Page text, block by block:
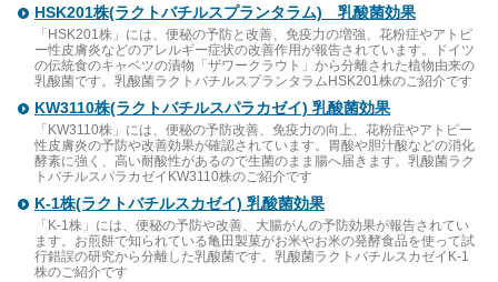
HSK201株(ラクトバチルスプランタラム) 乳酸菌効果
「HSK201株」には、便秘の予防と改善、免疫力の増強、花粉症やアトピ
ー性皮膚炎などのアレルギー症状の改善作用が報告されています。ドイツ
の伝統食のキャベツの漬物「ザワークラウト」から分離された植物由来の
乳酸菌です。乳酸菌ラクトバチルスプランタラムHSK201株のご紹介です
KW3110株(ラクトバチルスパラカゼイ) 乳酸菌効果
「KW3110株」には、便秘の予防改善、免疫力の向上、花粉症やアトピー
性皮膚炎の予防や改善効果が確認されています。胃酸や胆汁酸などの消化
酵素に強く、高い耐酸性があるので生菌のまま腸へ届きます。乳酸菌ラク
トバチルスパラカゼイKW3110株のご紹介です
K-1株(ラクトバチルスカゼイ) 乳酸菌効果
「K-1株」には、便秘の予防や改善、大腸がんの予防効果が報告されてい
ます。お煎餅で知られている亀田製菓がお米やお米の発酵食品を使って試
行錯誤の研究から分離した乳酸菌です。乳酸菌ラクトバチルスカゼイK-1
株のご紹介です